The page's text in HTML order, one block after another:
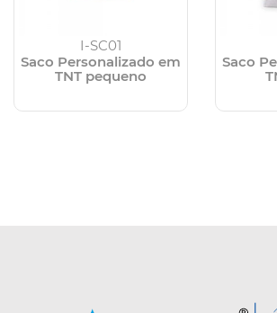
I-SC01
Saco Personalizado em
TNT pequeno
Saco